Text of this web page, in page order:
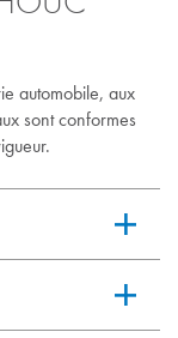
automobile, aux
sont conformes